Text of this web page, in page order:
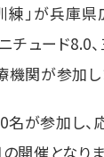
」が兵庫県
チュード8.0
関が参加し
名が参加し
開催となり